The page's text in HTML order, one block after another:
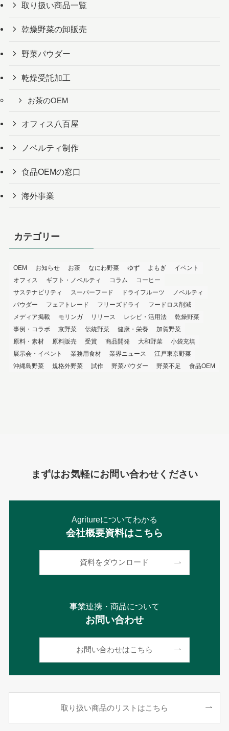
取り扱い商品一覧
乾燥野菜の卸販売
野菜パウダー
乾燥受託加工
お茶のOEM
オフィス八百屋
ノベルティ制作
食品OEMの窓口
海外事業
カテゴリー
OEM お知らせ お茶 なにわ野菜 ゆず よもぎ
イベント
オフィス
ギフト・ノベルティ コラム
コーヒー
サステナビリティ
スーパーフード ドライフルーツ
ノベルティ
パウダー
フェアトレード フリーズドライ
フードロス削減
メディア掲載
モリンガ リリース レシピ・活用法
乾燥野菜
事例・コラボ
京野菜 伝統野菜 健康・栄養
加賀野菜
原料・素材
原料販売 受賞 商品開発 大和野菜
小袋充填
展示会・イベント
業務用食材 業界ニュース
江戸東京野菜
沖縄島野菜
規格外野菜 試作 野菜パウダー 野菜不足 食品OEM
まずはお気軽にお問い合わせください
Agritureについてわかる
会社概要資料はこちら
資料をダウンロード
事業連携・商品について
お問い合わせ
お問い合わせはこちら
取り扱い商品のリストはこちら